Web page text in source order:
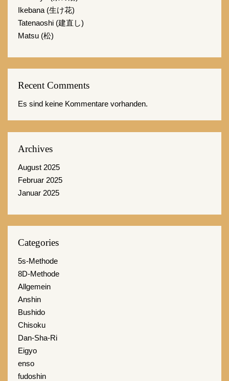
Ikebana (生け花)
Tatenaoshi (建直し)
Matsu (松)
Recent Comments
Es sind keine Kommentare vorhanden.
Archives
August 2025
Februar 2025
Januar 2025
Categories
5s-Methode
8D-Methode
Allgemein
Anshin
Bushido
Chisoku
Dan-Sha-Ri
Eigyo
enso
fudoshin